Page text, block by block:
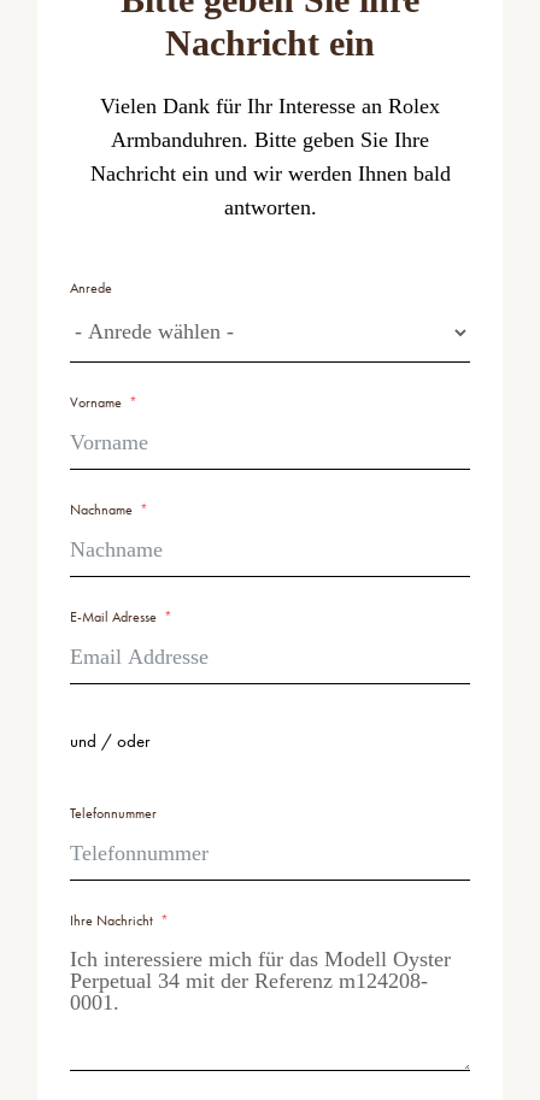
Nachricht ein
Vielen Dank für Ihr Interesse an Rolex
Armbanduhren. Bitte geben Sie Ihre
Nachricht ein und wir werden Ihnen bald
antworten.
Anrede
Vorname
Nachname
E-Mail Adresse
und / oder
Telefonnummer
Ihre Nachricht